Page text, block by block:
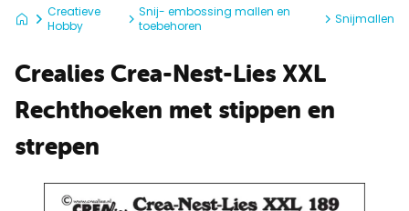
Creatieve
Hobby
Snij- embossing mallen en
toebehoren
Snijmallen
Crealies Crea-Nest-Lies XXL
Rechthoeken met stippen en
strepen